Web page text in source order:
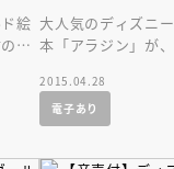
絵
絵
大人気のディズニ
本「アラジン」が
を持ち歩こう！
2015.04.28
電子あり